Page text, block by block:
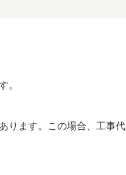
。
ります。この場合、工事代